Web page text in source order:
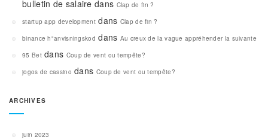
bulletin de salaire dans Clap de fin ?
startup app developmentdans Clap de fin ?
binance h"anvisningskod dans Au creux de la vague appréhender la suivante
95 Betdans Coup de vent ou tempête?
jogos de cassino dans Coup de vent ou tempête?
ARCHIVES
juin 2023